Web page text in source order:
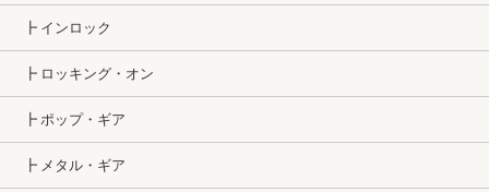
┣ インロック
┣ ロッキング・オン
┣ ポップ・ギア
┣ メタル・ギア